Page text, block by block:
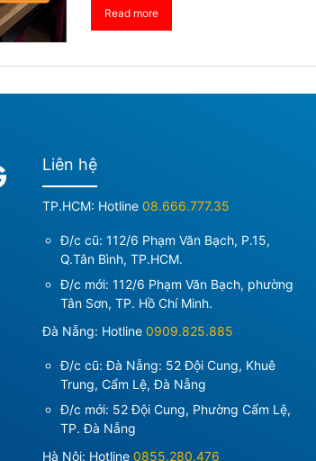
Read more
Liên hệ
TP.HCM: Hotline 08.666.777.35
Đ/c cũ: 112/6 Phạm Văn Bạch, P.15,
Q.Tân Bình, TP.HCM.
Đ/c mới: 112/6 Phạm Văn Bạch, phường
Tân Sơn, TP. Hồ Chí Minh.
Đà Nẵng: Hotline 0909.825.885
Đ/c cũ: Đà Nẵng: 52 Đội Cung, Khuê
Trung, Cẩm Lệ, Đà Nẵng
Đ/c mới: 52 Đội Cung, Phường Cẩm Lệ,
TP. Đà Nẵng
Hà Nội: Hotline 0855.280.476